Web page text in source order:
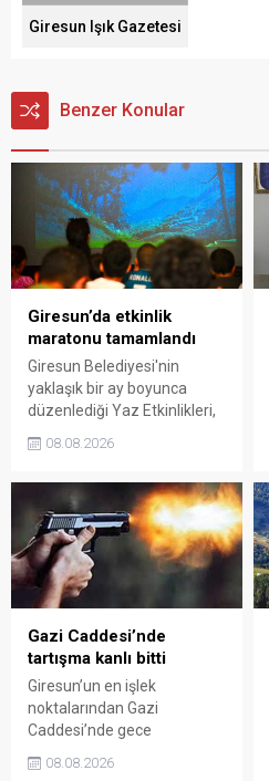
Giresun Işık Gazetesi
Benzer Konular
Giresun’da etkinlik
maratonu tamamlandı
Giresun Belediyesi'nin
yaklaşık bir ay boyunca
düzenlediği Yaz Etkinlikleri,
binlerce vatandaşı kültür,
sanat ve eğlenceyle
organizasyonun ardından
Kadın El Emeği Pazarı'nın
süresi de 16 Ağustos'a
kadar uzatıldı.
08.08.2026
Gazi Caddesi’nde
tartışma kanlı bitti
Giresun’un en işlek
noktalarından Gazi
Caddesi’nde gece
saatlerinde çıkan silahlı
kavgada A.E. ayağından
08.08.2026